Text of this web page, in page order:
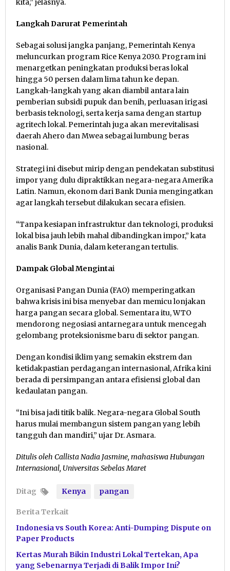
kita,” jelasnya.
Langkah Darurat Pemerintah
Sebagai solusi jangka panjang, Pemerintah Kenya
meluncurkan program Rice Kenya 2030. Program ini
menargetkan peningkatan produksi beras lokal
hingga 50 persen dalam lima tahun ke depan.
Langkah-langkah yang akan diambil antara lain
pemberian subsidi pupuk dan benih, perluasan irigasi
berbasis teknologi, serta kerja sama dengan startup
agritech lokal. Pemerintah juga akan merevitalisasi
daerah Ahero dan Mwea sebagai lumbung beras
nasional.
Strategi ini disebut mirip dengan pendekatan substitusi
impor yang dulu dipraktikkan negara-negara Amerika
Latin. Namun, ekonom dari Bank Dunia mengingatkan
agar langkah tersebut dilakukan secara efisien.
“Tanpa kesiapan infrastruktur dan teknologi, produksi
lokal bisa jauh lebih mahal dibandingkan impor,” kata
analis Bank Dunia, dalam keterangan tertulis.
Dampak Global Mengintai
Organisasi Pangan Dunia (FAO) memperingatkan
bahwa krisis ini bisa menyebar dan memicu lonjakan
harga pangan secara global. Sementara itu, WTO
mendorong negosiasi antarnegara untuk mencegah
gelombang proteksionisme baru di sektor pangan.
Dengan kondisi iklim yang semakin ekstrem dan
ketidakpastian perdagangan internasional, Afrika kini
berada di persimpangan antara efisiensi global dan
kedaulatan pangan.
“Ini bisa jadi titik balik. Negara-negara Global South
harus mulai membangun sistem pangan yang lebih
tangguh dan mandiri,” ujar Dr. Asmara.
Ditulis oleh Callista Nadia Jasmine, mahasiswa Hubungan
Internasional, Universitas Sebelas Maret
Ditag Kenya pangan
Berita Terkait
Indonesia vs South Korea: Anti-Dumping Dispute on
Paper Products
Kertas Murah Bikin Industri Lokal Tertekan, Apa
yang Sebenarnya Terjadi di Balik Impor Ini?